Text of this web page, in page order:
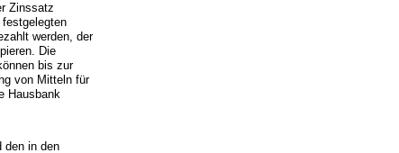
Zinssatz
werden, der
Die
bis zur
von Mitteln für
Hausbank
den in den